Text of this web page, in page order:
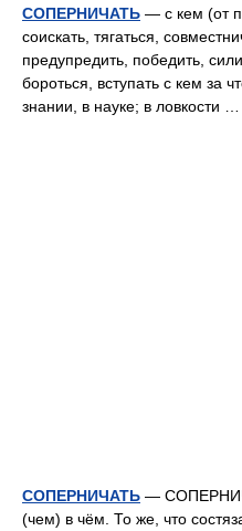
СОПЕРНИЧАТЬ — с кем (от
соискать, тягаться,
предупредить, победить,
бороться, вступать с кем за
знании, в науке; в ловкости
СОПЕРНИЧАТЬ —
(чем) в чём. То же, что